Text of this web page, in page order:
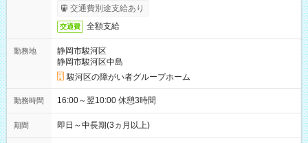
交通費別途支給あり
交通費 全額支給
勤務地
静岡市駿河区
静岡市駿河区中島
駿河区の障がい者グループホーム
勤務時間 16:00～翌10:00 休憩3時間
期間 即日～中長期(3ヵ月以上)